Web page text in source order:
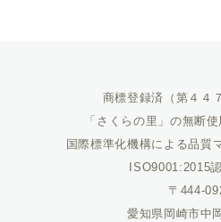
商標登録済（第４４
「さくらの里」の無断
国際標準化機構による品質
ISO9001:2015
〒444-
愛知県岡崎市中